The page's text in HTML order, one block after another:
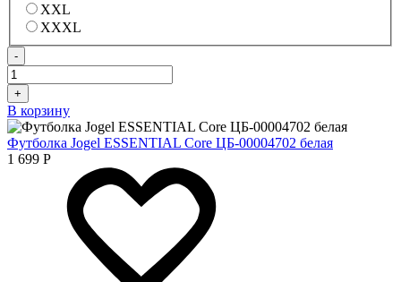
XXL
XXXL
-
+
В корзину
Футболка Jogel ESSENTIAL Core ЦБ-00004702 белая
1 699 Р